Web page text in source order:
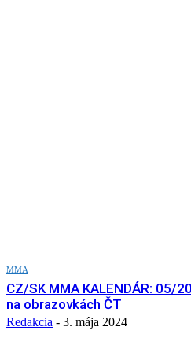
MMA
CZ/SK MMA KALENDÁR: 05/
na obrazovkách ČT
Redakcia - 3. mája 2024